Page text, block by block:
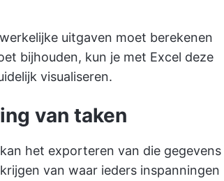
uitgaven moet berekenen
bijhouden, kun je met Excel deze
visualiseren.
van taken
het exporteren van die gegevens
van waar ieders inspanningen